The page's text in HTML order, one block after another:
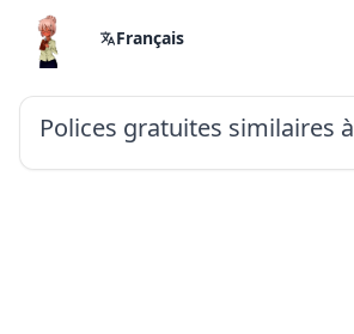
Français
Polices gratuites similaires à